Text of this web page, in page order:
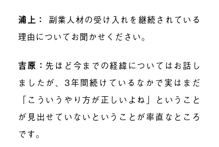
浦上：
副業人材の受け入れを継続されている
理由についてお聞かせください。
吉原： 先ほど今までの経緯についてはお話し
ましたが、3年間続けているなかで実はまだ
「こういうやり方が正しいよね」ということ
が見出せていないということが率直なところ
です。